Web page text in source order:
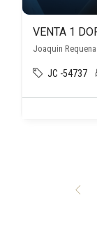
VENTA 1
Joaquin
JC -54737